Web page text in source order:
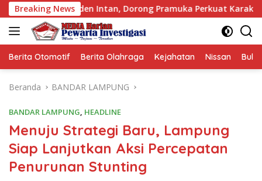
Langsung
ke
konten
Breaking News
Intan, Dorong Pramuka Perkuat Karakter Generasi Muda
Berita Otomotif Berita Olahraga Kejahatan Nissan
Beranda BANDAR LAMPUNG
BANDAR LAMPUNG, HEADLINE
Menuju Strategi Baru, Lampung
Siap Lanjutkan Aksi Percepatan
Penurunan Stunting